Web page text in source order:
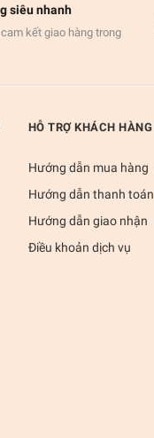
siêu nhanh
kết giao hàng trong
HỖ TRỢ KHÁCH HÀNG
Hướng dẫn mua hàng
Hướng dẫn thanh toán
Hướng dẫn giao nhận
Điều khoản dịch vụ